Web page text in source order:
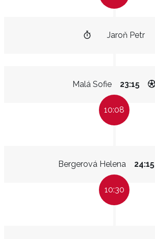
Jaroň Petr
Malá Sofie 23:15
10:08
Bergerová Helena 24:15
10:30